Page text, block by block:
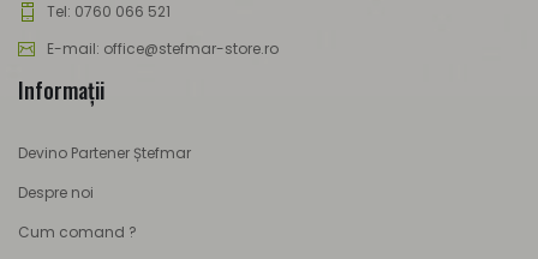
Tel: 0760 066 521
E-mail: office@stefmar-store.ro
Informaţii
Devino Partener Ștefmar
Despre noi
Cum comand ?